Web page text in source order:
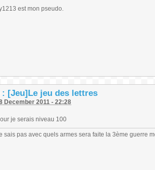
est mon pseudo.
: [Jeu]Le jeu des lettres
December 2011 - 22:28
je serais niveau 100
sais pas avec quels armes sera faite la 3ème guerre